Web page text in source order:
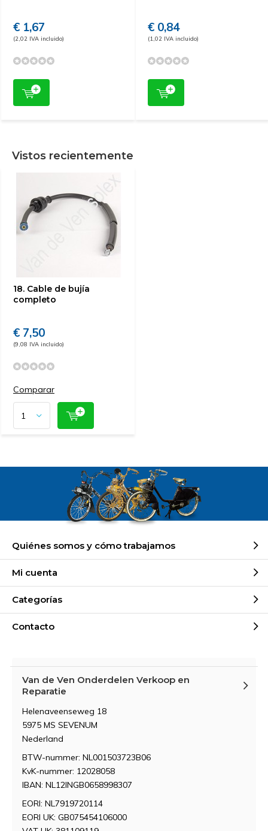
€ 1,67
(2,02 IVA incluido)
€ 0,84
(1,02 IVA incluido)
Vistos recientemente
18. Cable de bujía
completo
€ 7,50
(9,08 IVA incluido)
Comparar
Quiénes somos y cómo trabajamos
Mi cuenta
Categorías
Contacto
Van de Ven Onderdelen Verkoop en
Reparatie
Helenaveenseweg 18
5975 MS SEVENUM
Nederland
BTW-nummer: NL001503723B06
KvK-nummer: 12028058
IBAN: NL12INGB0658998307
EORI: NL7919720114
EORI UK: GB075454106000